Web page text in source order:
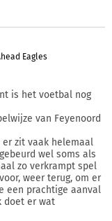
Eagles
is het voetbal nog
van Feyenoord
zit vaak helemaal
wel soms als
zo verkrampt spel
weer terug, om er
een prachtige aanval
doet er wat